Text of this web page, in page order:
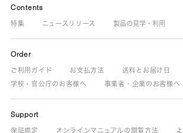
Contents
特集 ニュースリリース 製品の見学・利用
Order
ご利用ガイド お支払方法 送料とお届け日
学校・官公庁のお客様へ
事業者・企業のお客様へ
Support
保証規定 オンラインマニュアルの閲覧方法